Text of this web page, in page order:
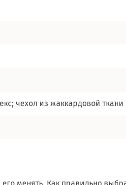
чехол из жаккардовой ткани